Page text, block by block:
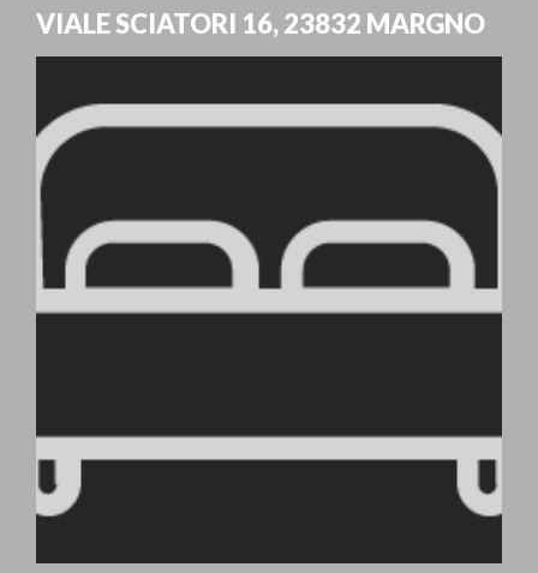
VIALE SCIATORI 16,23832 MARGNO